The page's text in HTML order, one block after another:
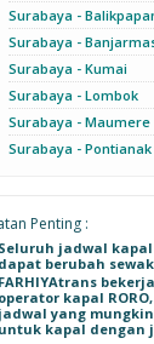
Rush //
Lombok // B
Surabaya -
Surabaya -
Surabaya - Kumai
Surabaya - Lombok
Surabaya - Maumere
Surabaya - Pontianak
Penting :
Seluruh jadwal
dapat berubah
FARHIYAtrans
operator kapal
jadwal yang
untuk kapal dengan